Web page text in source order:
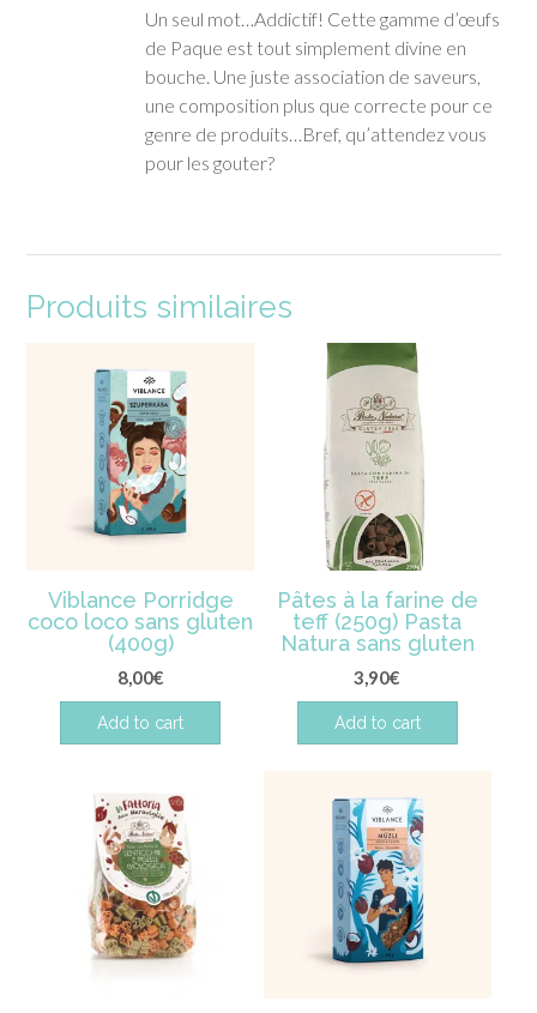
Un seul mot…Addictif! Cette gamme d’œufs
de Paque est tout simplement divine en
bouche. Une juste association de saveurs,
une composition plus que correcte pour ce
genre de produits…Bref, qu’attendez vous
pour les gouter?
Produits similaires
Viblance Porridge
coco loco sans gluten
(400g)
8,00€
Add to cart
Pâtes à la farine de
teff (250g) Pasta
Natura sans gluten
3,90€
Add to cart